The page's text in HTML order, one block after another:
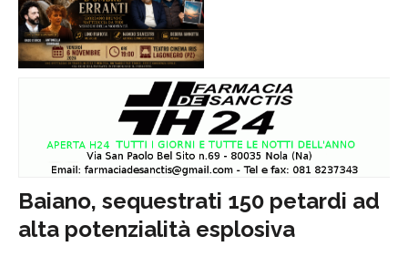
Baiano, sequestrati 150 petardi ad
alta potenzialità esplosiva